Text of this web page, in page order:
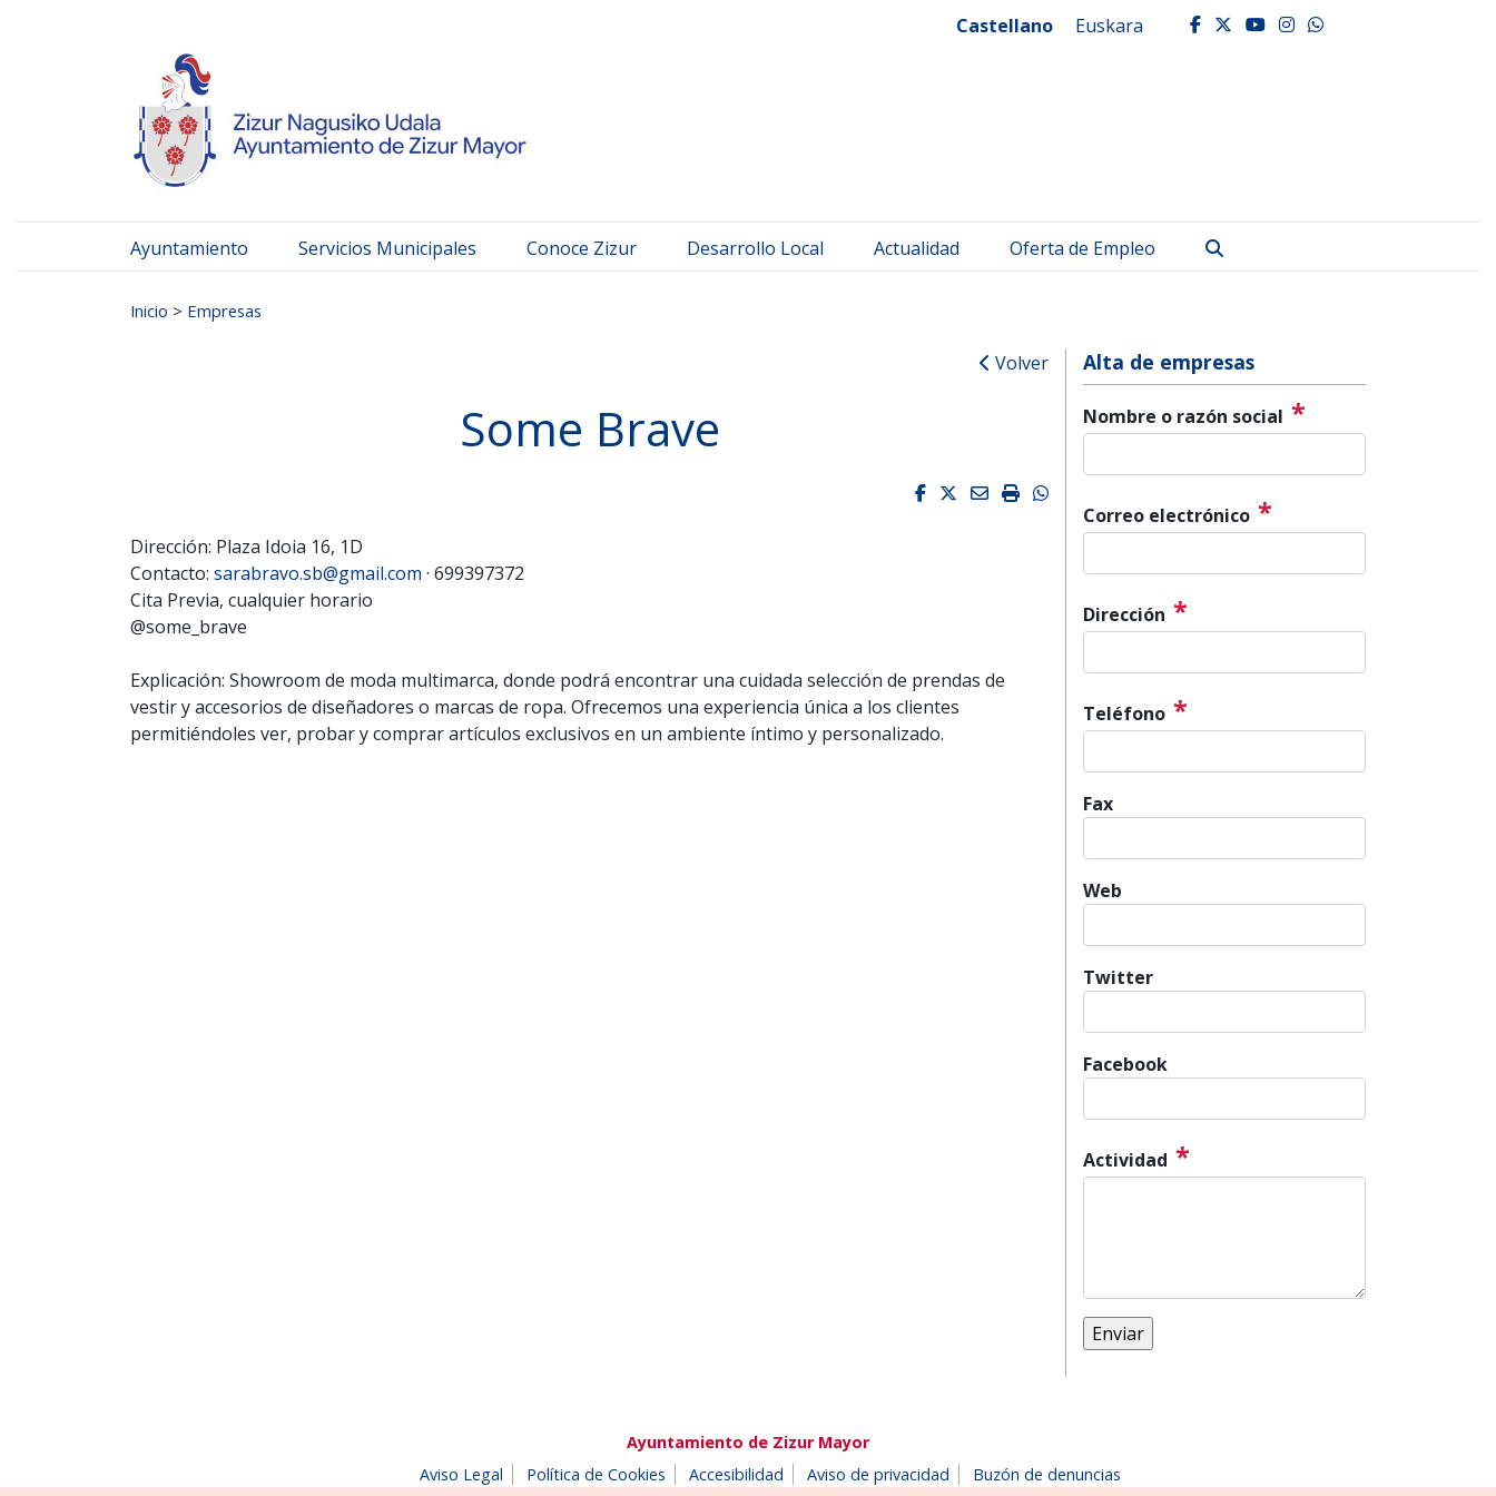
Castellano Euskara facebook
twitter
youtube
instagram
whatsapp
Ayuntamiento Servicios Municipales Conoce Zizur Desarrollo Local Actualidad Oferta de Empleo
Inicio > Empresas
Volver
Some Brave
Facebook
Twitter
EmailImprimirWhatsapp
Dirección: Plaza Idoia 16, 1D
Contacto: sarabravo.sb@gmail.com · 699397372
Cita Previa, cualquier horario
@some_brave
Explicación: Showroom de moda multimarca, donde podrá encontrar una cuidada selección de prendas de
vestir y accesorios de diseñadores o marcas de ropa. Ofrecemos una experiencia única a los clientes
permitiéndoles ver, probar y comprar artículos exclusivos en un ambiente íntimo y personalizado.
Alta de empresas
Nombre o razón social *
Correo electrónico *
Dirección *
Teléfono *
Fax
Web
Twitter
Facebook
Actividad *
Ayuntamiento de Zizur Mayor
Aviso Legal
Política de Cookies Accesibilidad Aviso de privacidad
Buzón de denuncias